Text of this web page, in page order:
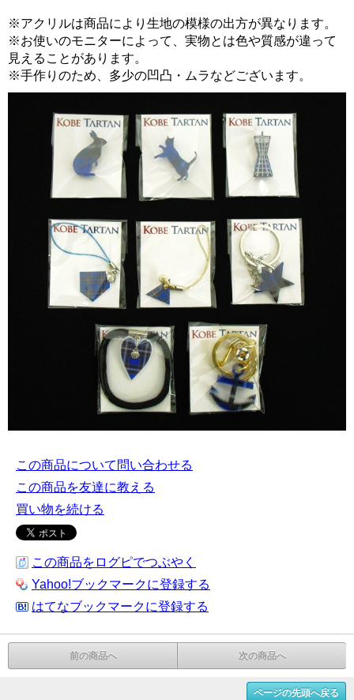
※アクリルは商品により生地の模様の出方が異なります。
※お使いのモニターによって、実物とは色や質感が違って
見えることがあります。
※手作りのため、多少の凹凸・ムラなどございます。
この商品について問い合わせる
この商品を友達に教える
買い物を続ける
この商品をログピでつぶやく
Yahoo!ブックマークに登録する
はてなブックマークに登録する
前の商品へ 次の商品へ
ページの先頭へ戻る